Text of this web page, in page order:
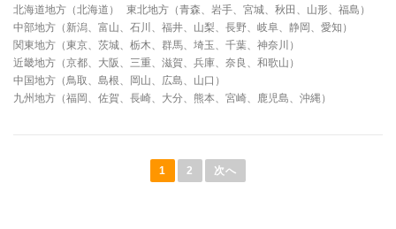
北海道地方（北海道）
東北地方（青森、岩手、宮城、秋田、山形、福島）
中部地方（新潟、富山、石川、福井、山梨、長野、岐阜、静岡、愛知）
関東地方（東京、茨城、栃木、群馬、埼玉、千葉、神奈川）
近畿地方（京都、大阪、三重、滋賀、兵庫、奈良、和歌山）
中国地方（鳥取、島根、岡山、広島、山口）
九州地方（福岡、佐賀、長崎、大分、熊本、宮崎、鹿児島、沖縄）
1 2 次へ